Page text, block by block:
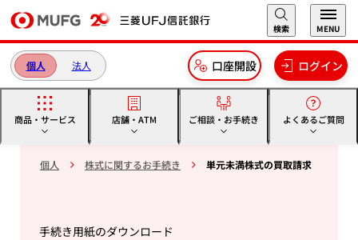
検索 MENU
個人 法人 口座開設 ログイン
商品・サービス 店舗・ATM ご相談・お手続き よくあるご質問
個人 株式に関するお手続き 単元未満株式の買取請求
手続き用紙のダウンロード